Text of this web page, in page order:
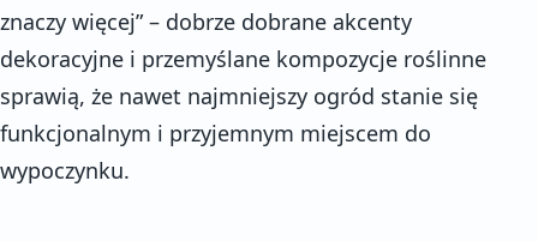
znaczy więcej” – dobrze dobrane akcenty
dekoracyjne i przemyślane kompozycje roślinne
sprawią, że nawet najmniejszy ogród stanie się
funkcjonalnym i przyjemnym miejscem do
wypoczynku.